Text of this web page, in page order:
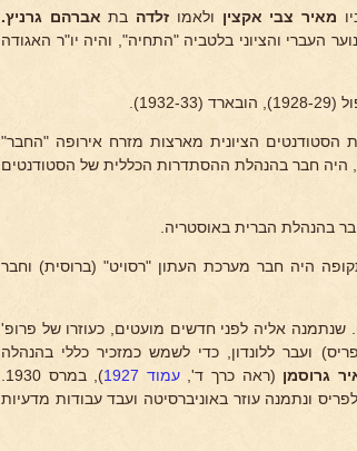
מאיר צבי אקצין ולאמו זלדה בת אברהם גרניץ.
מייסדי אגודת הנוער העברי והציוני בלטביה "התחיה", והיה יו"ר האגודה
הסטודנטים הציונית מארצות מזרח אירופה "החבר"
והיה יו"ר האגודה רוב הזמן שגר בוינה (עד 1926), היה חבר בהנהלת ההסתדרות הכללית של הסטודנטים
תקופה היה חבר מערכת העתון "רסויט" (ברוסית) וחבר
ועבר ללונדון, כדי לשמש כמזכיר כללי בהנהלה
גרוסמן (ראה כרך ד',עמוד 1927
ונתמנה עוזר באוניברסיטה ועבד עבודות מדעיות